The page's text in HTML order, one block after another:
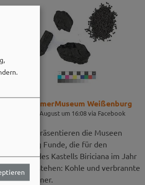
RömerMuseum Weißenburg
06. August um 16:08 via Facebook
Im August präsentieren die Museen
Weißenburg Funde, die für den
des Kastells Biriciana im Jahr
254 n. Chr. stehen: Kohle und verbrannte